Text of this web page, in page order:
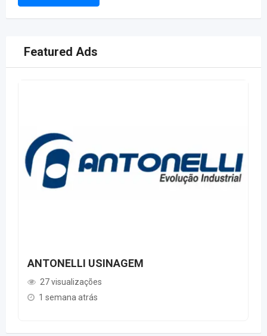
Featured Ads
ANTONELLI USINAGEM
27 visualizações
1 semana atrás